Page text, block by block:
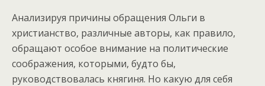
Анализируя причины обращения Ольги в
христианство, различные авторы, как правило,
обращают особое внимание на политические
соображения, которыми, будто бы,
руководствовалась княгиня. Но какую для себя